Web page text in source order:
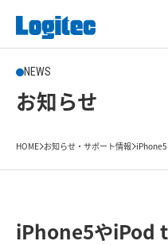
NEWS
お知らせ
HOME お知らせ・サポート情報
iPhone5やiPod